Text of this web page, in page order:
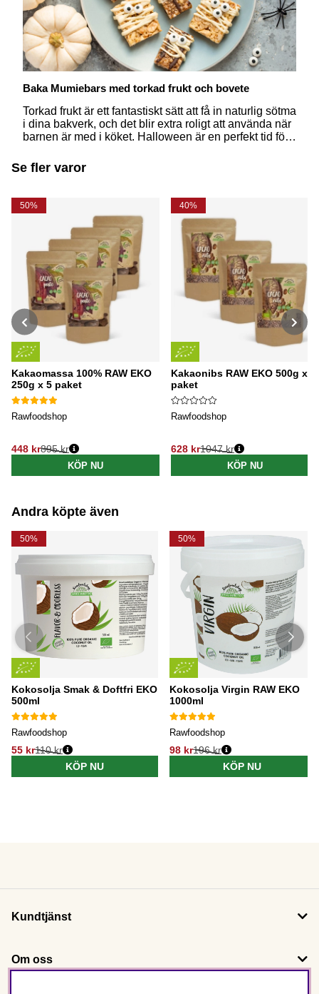
Baka Mumiebars med torkad frukt och bovete
Torkad frukt är ett fantastiskt sätt att få in naturlig sötma
i dina bakverk, och det blir extra roligt att använda när
barnen är med i köket. Halloween är en perfekt tid för
njuta av tillsammans - prova därför att baka
Mumiebars med torkad frukt och bovete!
Se fler varor
50%
Kakaomassa 100% RAW EKO
250g x 5 paket
Rawfoodshop
448 kr
Ordinarie pris:
895 kr
KÖP NU
40%
Kakaonibs RAW EKO 500g x 3
paket
Rawfoodshop
628 kr
Ordinarie pris:
1047 kr
KÖP NU
Andra köpte även
50%
Kokosolja Smak & Doftfri EKO
500ml
Rawfoodshop
55 kr110 kr
KÖP NU
50%
Kokosolja Virgin RAW EKO
1000ml
Rawfoodshop
98 kr196 kr
KÖP NU
Kundtjänst
Om oss